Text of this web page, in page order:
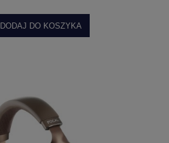
DODAJ DO KOSZYKA